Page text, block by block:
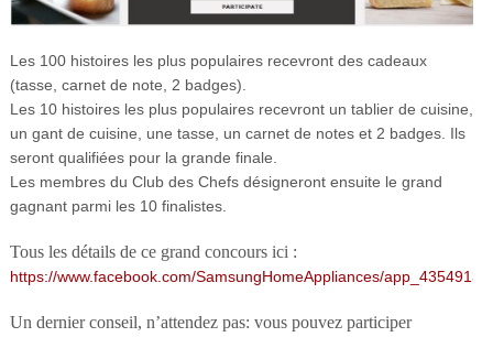
Les 100 histoires les plus populaires recevront des cadeaux
(tasse, carnet de note, 2 badges).
Les 10 histoires les plus populaires recevront un tablier de cuisine,
un gant de cuisine, une tasse, un carnet de notes et 2 badges. Ils
seront qualifiées pour la grande finale.
Les membres du Club des Chefs désigneront ensuite le grand
gagnant parmi les 10 finalistes.
Tous les détails de ce grand concours ici :
https://www.facebook.com/SamsungHomeAppliances/
Un dernier conseil, n’attendez pas: vous pouvez participer